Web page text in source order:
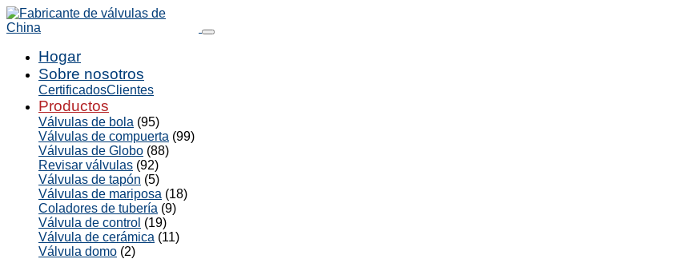
Hogar
Sobre nosotros
CertificadosClientes
Productos
Válvulas de bola (95)
Válvulas de compuerta (99)
Válvulas de Globo (88)
Revisar válvulas (92)
Válvulas de tapón (5)
Válvulas de mariposa (18)
Coladores de tubería (9)
Válvula de control (19)
Válvula de cerámica (11)
Válvula domo (2)